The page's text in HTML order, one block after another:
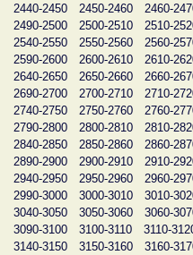
2440-2450
2450-2460 2460-
2490-2500
2500-2510 2510-
2540-2550
2550-2560 2560-
2590-2600
2600-2610 2610-
2640-2650
2650-2660 2660-
2690-2700
2700-2710 2710-
2740-2750
2750-2760 2760-
2790-2800
2800-2810 2810-
2840-2850
2850-2860 2860-
2890-2900
2900-2910 2910-
2940-2950
2950-2960 2960-
2990-3000
3000-3010 3010-
3040-3050
3050-3060 3060-
3090-3100
3100-3110 3110-
3140-3150
3150-3160 3160-